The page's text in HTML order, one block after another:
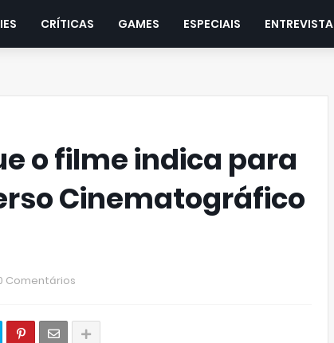
CRÍTICAS GAMES ESPECIAIS ENTREVISTA
o filme indica para
Cinematográfico
Comentários